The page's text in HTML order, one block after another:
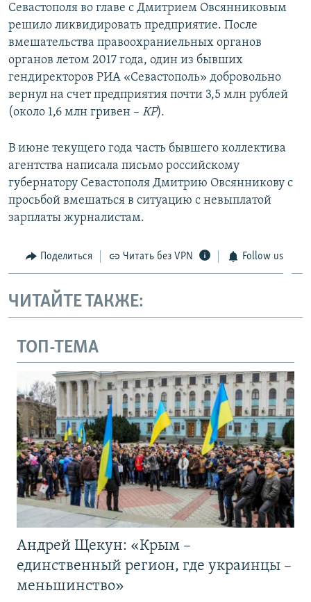
Севастополя во главе с Дмитрием Овсянниковым
решило ликвидировать предприятие. После
вмешательства правоохраниельных органов
органов летом 2017 года, один из бывших
гендиректоров РИА «Севастополь» добровольно
вернул на счет предприятия почти 3,5 млн рублей
(около 1,6 млн гривен – ​ КР).
В июне текущего года часть бывшего коллектива
агентства написала письмо российскому
губернатору Севастополя Дмитрию Овсянникову с
просьбой вмешаться в ситуацию с невыплатой
зарплаты журналистам.
Поделиться Читать без VPN Follow us
ЧИТАЙТЕ ТАКЖЕ:
ТОП-ТЕМА
Андрей Щекун: «Крым –
единственный регион, где украинцы –
меньшинство»